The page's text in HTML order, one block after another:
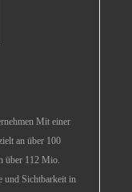
Mit einer
an über 100
über 112 Mio.
und Sichtbarkeit in